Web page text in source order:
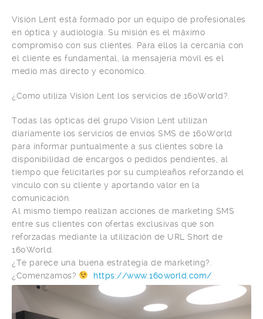
Visión Lent está formado por un equipo de profesionales
en óptica y audiología. Su misión es el máximo
compromiso con sus clientes. Para ellos la cercanía con
el cliente es fundamental, la mensajería móvil es el
medio más directo y económico.
¿Como utiliza Visión Lent los servicios de 160World?.
Todas las ópticas del grupo Vision Lent utilizan
diariamente los servicios de envíos SMS de 160World
para informar puntualmente a sus clientes sobre la
disponibilidad de encargos o pedidos pendientes, al
tiempo que felicitarles por su cumpleaños reforzando el
vínculo con su cliente y aportando valor en la
comunicación.
Al mismo tiempo realizan acciones de marketing SMS
entre sus clientes con ofertas exclusivas que son
reforzadas mediante la utilización de URL Short de
160World.
¿Te parece una buena estrategia de marketing?.
¿Comenzamos?
https://www.160world.com/